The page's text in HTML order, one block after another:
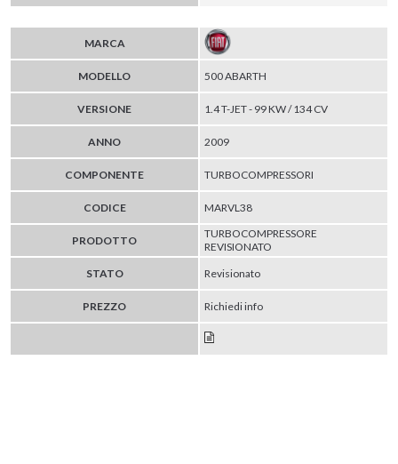
MARCA
MODELLO 500 ABARTH
VERSIONE 1.4 T-JET - 99 KW / 134 CV
ANNO 2009
COMPONENTE TURBOCOMPRESSORI
CODICE MARVL38
PRODOTTO
TURBOCOMPRESSORE
REVISIONATO
STATO
Revisionato
PREZZO Richiedi info